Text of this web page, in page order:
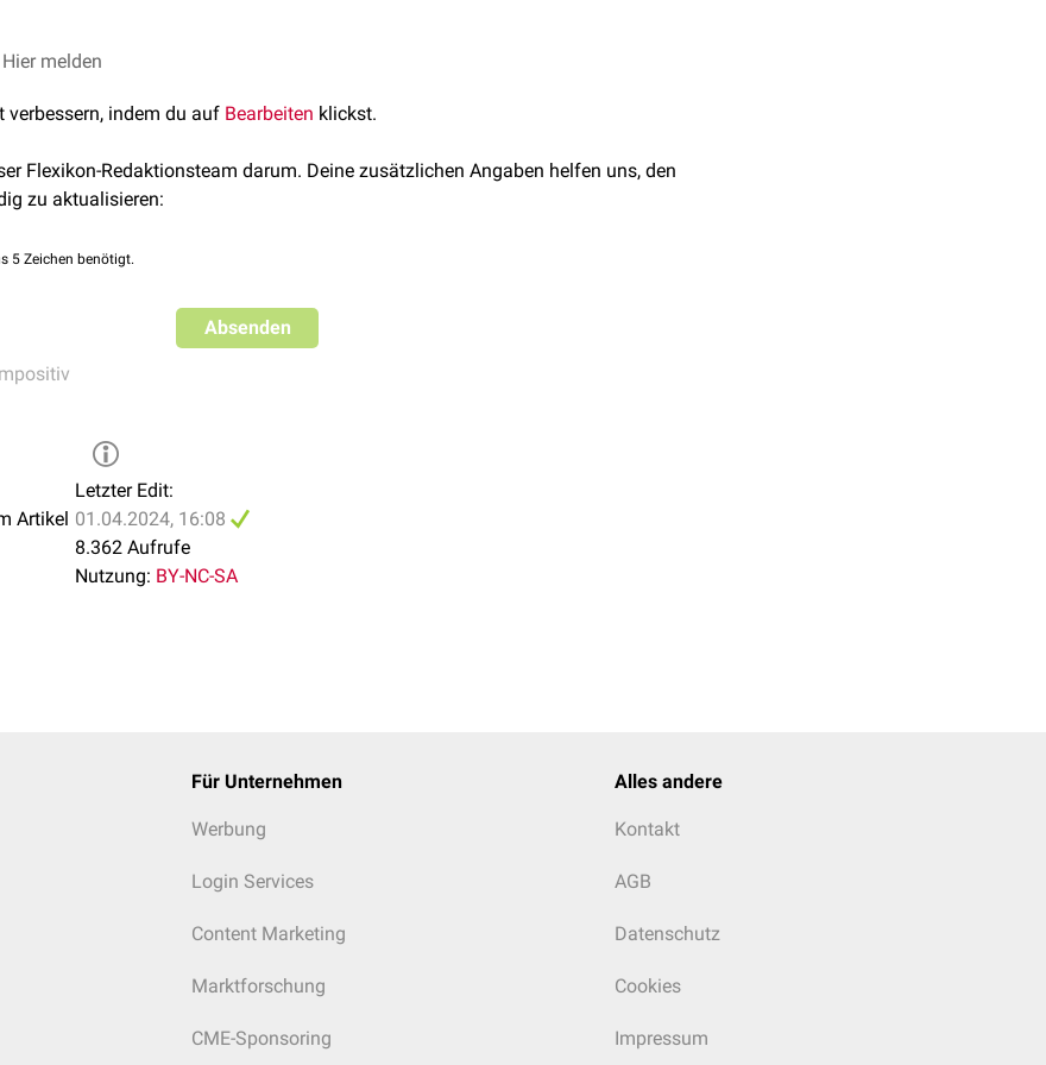
30 °C. Kolonien von Bacillus megaterium haben auf
phänotypische
Hier melden
verbessern, indem du auf Bearbeiten klickst.
Flexikon-Redaktionsteam darum. Deine zusätzlichen Angaben helfen uns, den
zu aktualisieren:
5 Zeichen benötigt.
Absenden
Artikel
Letzter Edit:
01.04.2024, 16:08
8.362 Aufrufe
Nutzung: BY-NC-SA
Für Unternehmen
Werbung
Login Services
Content Marketing
Marktforschung
CME-Sponsoring
Alles andere
Kontakt
AGB
Datenschutz
Cookies
Impressum